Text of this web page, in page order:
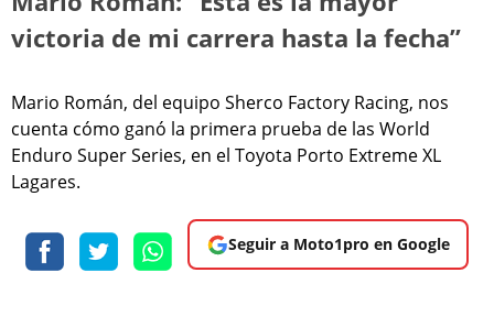
victoria de mi carrera hasta la fecha”
Mario Román, del equipo Sherco Factory Racing, nos
cuenta cómo ganó la primera prueba de las World
Enduro Super Series, en el Toyota Porto Extreme XL
Lagares.
Seguir a Moto1pro en Google